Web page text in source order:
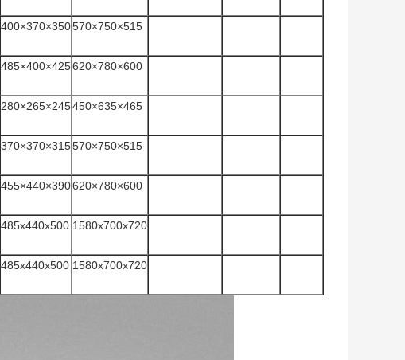
400×370×350570×750×515
485×400×425620×780×600
280×265×245450×635×465
370×370×315570×750×515
455×440×390620×780×600
485x440x500 1580x700x720
485x440x500 1580x700x720